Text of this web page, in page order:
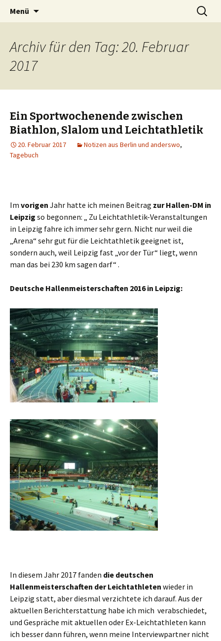
Peter Grau
Menü
Suchen
nach:
Archiv für den Tag: 20. Februar
2017
Ein Sportwochenende zwischen
Biathlon, Slalom und Leichtathletik
20. Februar 2017 Notizen aus Berlin und anderswo,
Tagebuch
Im vorigen Jahr hatte ich meinen Beitrag zur Hallen-DM in
Leipzig so begonnen: „ Zu Leichtathletik-Veranstaltungen
in Leipzig fahre ich immer sehr gern. Nicht nur weil die
„Arena“ sehr gut für die Leichtathletik geeignet ist,
sondern auch, weil Leipzig fast „vor der Tür“ liegt, wenn
man das bei 230 km sagen darf“ .
Deutsche Hallenmeisterschaften 2016 in Leipzig:
In diesem Jahr 2017 fanden die deutschen
Hallenmeisterschaften der Leichtathleten wieder in
Leipzig statt, aber diesmal verzichtete ich darauf. Aus der
aktuellen Berichterstattung habe ich mich verabschiedet,
und Gespräche mit aktuellen oder Ex-Leichtathleten kann
ich besser dann führen, wenn meine Interviewpartner nicht